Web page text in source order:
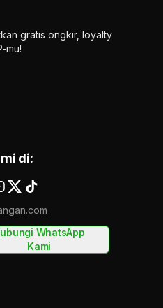
gratis ongkir, loyalty
mu!
di:
WhatsApp
Kami